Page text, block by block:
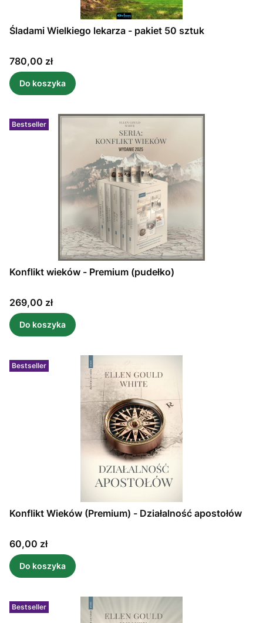
Śladami Wielkiego lekarza - pakiet 50 sztuk
Cena
780,00 zł
Do koszyka
Bestseller
Konflikt wieków - Premium (pudełko)
Cena
269,00 zł
Do koszyka
Bestseller
Konflikt Wieków (Premium) - Działalność apostołów
Cena
60,00 zł
Do koszyka
Bestseller